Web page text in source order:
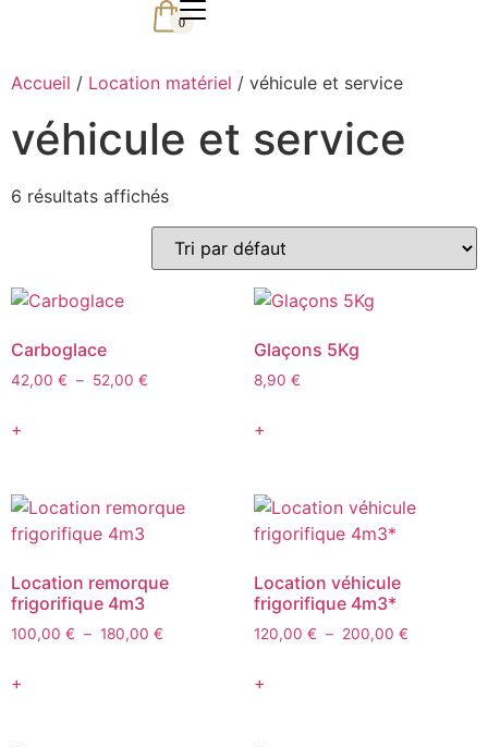
0
Accueil / Location matériel / véhicule et service
véhicule et service
6 résultats affichés
Carboglace
42,00 € – 52,00 €
+
Glaçons 5Kg
8,90 €
+
Location remorque
frigorifique 4m3
100,00 € – 180,00 €
+
Location véhicule
frigorifique 4m3*
120,00 € – 200,00 €
+